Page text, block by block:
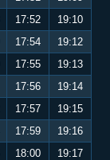
17:52
19:10
17:54
19:12
17:55
19:13
17:56
19:14
17:57
19:15
17:59
19:16
18:00 19:17